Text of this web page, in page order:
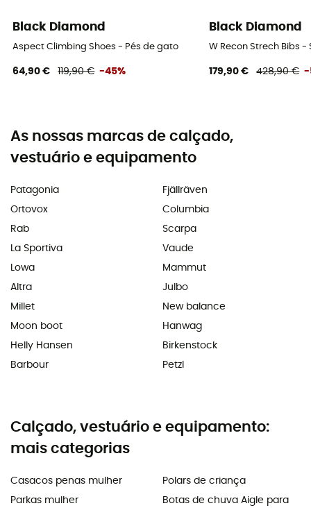
Black Diamond
Aspect Climbing Shoes - Pés de gato
64,90 € 119,90 € -45%
Black Diamond
W Recon Strech Bibs
179,90 € 428,90 € -
As nossas marcas de calçado,
vestuário e equipamento
Patagonia
Ortovox
Rab
La Sportiva
Lowa
Altra
Millet
Moon boot
Helly Hansen
Barbour
Fjällräven
Columbia
Scarpa
Vaude
Mammut
Julbo
New balance
Hanwag
Birkenstock
Petzl
Calçado, vestuário e equipamento:
mais categorias
Casacos penas mulher
Parkas mulher
Polars de criança
Botas de chuva Aigle para